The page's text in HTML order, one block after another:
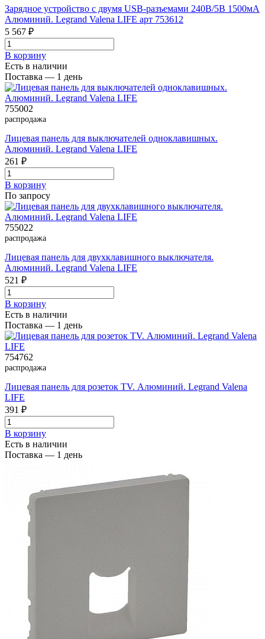
Зарядное устройство с двумя USB-разъемами 240В/5В 1500мА
Алюминий. Legrand Valena LIFE арт 753612
5 567 ₽
В корзинy
Есть в наличии
Поставка — 1 день
755002
распродажа
Лицевая панель для выключателей одноклавишных.
Алюминий. Legrand Valena LIFE
261 ₽
В корзинy
По запросу
755022
распродажа
Лицевая панель для двухклавишного выключателя.
Алюминий. Legrand Valena LIFE
521 ₽
В корзинy
Есть в наличии
Поставка — 1 день
754762
распродажа
Лицевая панель для розеток ТV. Алюминий. Legrand Valena
LIFE
391 ₽
В корзинy
Есть в наличии
Поставка — 1 день